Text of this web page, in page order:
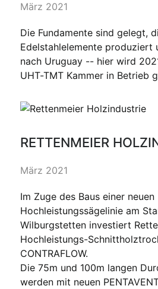
März 2021
Die Fundamente sind gelegt,
Edelstahlelemente produziert
nach Uruguay -- hier wird
UHT-TMT Kammer in Betrieb
RETTENMEIER
März 2021
Im Zuge des Baus einer neuen
Hochleistungssägelinie am
Wilburgstetten investiert
Hochleistungs-
CONTRAFLOW.
Die 75m und 100m langen
werden mit neuen